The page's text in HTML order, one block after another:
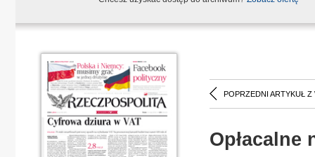
POPRZEDNI ARTYKUŁ Z
Opłacalne